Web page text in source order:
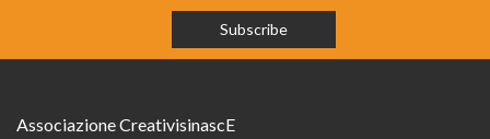
Associazione CreativisinascE